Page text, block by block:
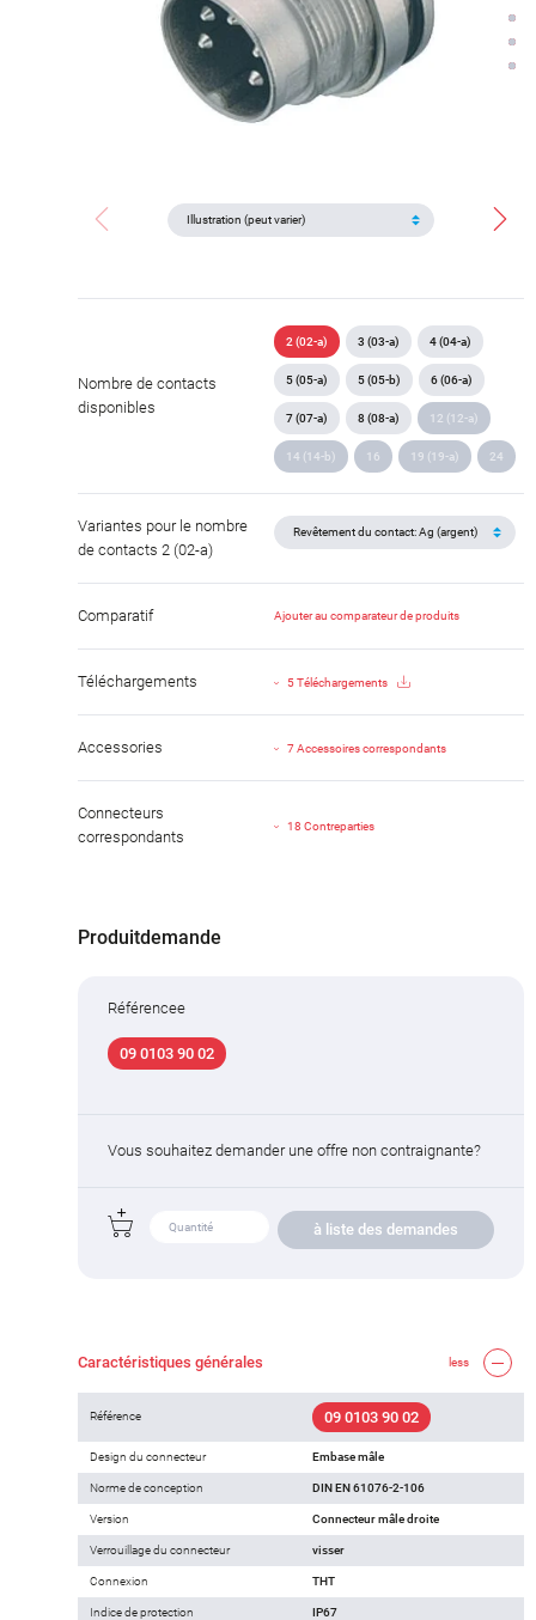
Nombre de contacts
disponibles
2 (02-a) 3 (03-a) 4 (04-a)
5 (05-a) 5 (05-b) 6 (06-a)
7 (07-a) 8 (08-a) 12 (12-a)
14 (14-b) 16 19 (19-a) 24
Variantes pour le nombre
de contacts 2 (02-a)
Comparatif Ajouter au comparateur de produits
Téléchargements 5 Téléchargements
Accessories 7 Accessoires correspondants
Connecteurs
correspondants
18 Contreparties
Produitdemande
Référencee
09 0103 90 02
Vous souhaitez demander une offre non contraignante?
à liste des demandes
Caractéristiques générales less
Référence 09 0103 90 02
Design du connecteur Embase mâle
Norme de conception DIN EN 61076-2-106
Version Connecteur mâle droite
Verrouillage du connecteur visser
Connexion THT
Indice de protection IP67